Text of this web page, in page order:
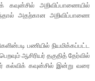
கவுன்சில் அறிவிப்பாணையில்
அதற்கான அறிவிப்பாணை
பணியில் நியமிக்கப்பட்ட
ஆசிரியர் தகுதித் தேர்வில்
கல்விக் கவுன்சில் இன்று வரை